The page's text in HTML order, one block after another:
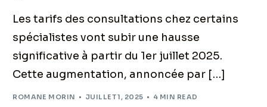
Les tarifs des consultations chez certains
spécialistes vont subir une hausse
significative à partir du 1er juillet 2025.
Cette augmentation, annoncée par […]
ROMANE MORIN JUILLET 1, 2025 4 MIN READ